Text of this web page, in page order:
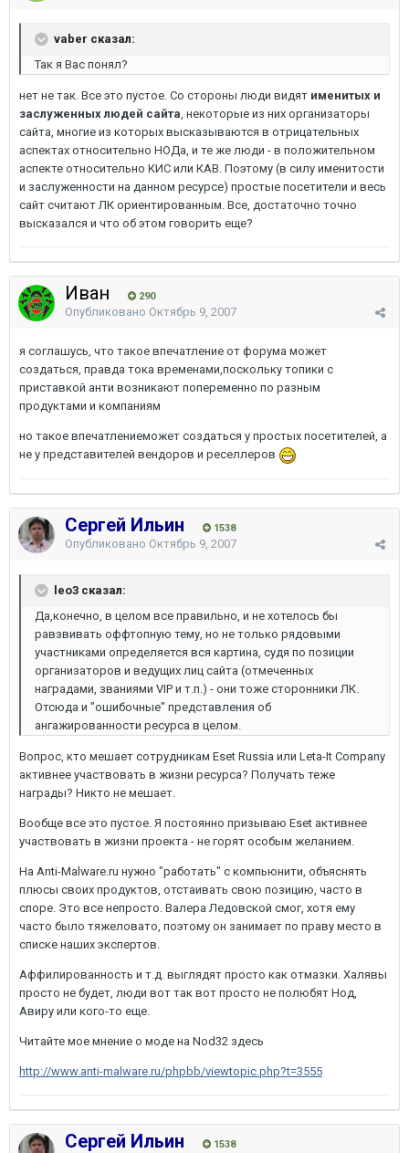
vaber сказал:
Так я Вас понял?
нет не так. Все это пустое. Со стороны люди видят именитых и
заслуженных людей сайта, некоторые из них организаторы
сайта, многие из которых высказываются в отрицательных
аспектах относительно НОДа, и те же люди - в положительном
аспекте относительно КИС или КАВ. Поэтому (в силу именитости
и заслуженности на данном ресурсе) простые посетители и весь
сайт считают ЛК ориентированным. Все, достаточно точно
высказался и что об этом говорить еще?
Иван 290
Опубликовано Октябрь 9, 2007
я соглашусь, что такое впечатление от форума может
создаться, правда тока временами,поскольку топики с
приставкой анти возникают попеременно по разным
продуктами и компаниям
но такое впечатлениеможет создаться у простых посетителей, а
не у представителей вендоров и реселлеров
Сергей Ильин 1538
Опубликовано Октябрь 9, 2007
leo3 сказал:
Да,конечно, в целом все правильно, и не хотелось бы
равзвивать оффтопную тему, но не только рядовыми
участниками определяется вся картина, судя по позиции
организаторов и ведущих лиц сайта (отмеченных
наградами, званиями VIP и т.п.) - они тоже сторонники ЛК.
Отсюда и "ошибочные" представления об
ангажированности ресурса в целом.
Вопрос, кто мешает сотрудникам Eset Russia или Leta-It Company
активнее участвовать в жизни ресурса? Получать теже
награды? Никто не мешает.
Вообще все это пустое. Я постоянно призываю Eset активнее
участвовать в жизни проекта - не горят особым желанием.
На Anti-Malware.ru нужно "работать" с компьюнити, объяснять
плюсы своих продуктов, отстаивать свою позицию, часто в
споре. Это все непросто. Валера Ледовской смог, хотя ему
часто было тяжеловато, поэтому он занимает по праву место в
списке наших экспертов.
Аффилированность и т.д. выглядят просто как отмазки. Халявы
просто не будет, люди вот так вот просто не полюбят Нод,
Авиру или кого-то еще.
Читайте мое мнение о моде на Nod32 здесь
http://www.anti-malware.ru/phpbb/viewtopic.php?t=3555
Сергей Ильин 1538